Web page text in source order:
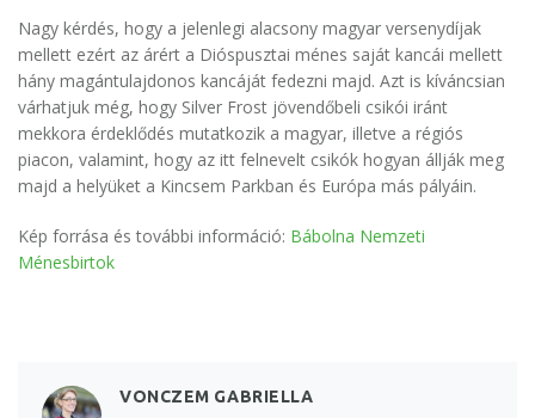
Nagy kérdés, hogy a jelenlegi alacsony magyar versenydíjak
mellett ezért az árért a Dióspusztai ménes saját kancái mellett
hány magántulajdonos kancáját fedezni majd. Azt is kíváncsian
várhatjuk még, hogy Silver Frost jövendőbeli csikói iránt
mekkora érdeklődés mutatkozik a magyar, illetve a régiós
piacon, valamint, hogy az itt felnevelt csikók hogyan állják meg
majd a helyüket a Kincsem Parkban és Európa más pályáin.
Kép forrása és további információ: Bábolna Nemzeti
Ménesbirtok
VONCZEM GABRIELLA